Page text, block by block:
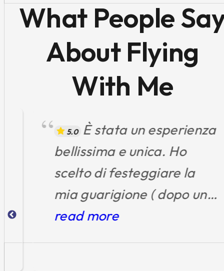
What People
About Flying
With Me
5.0 È stata un esperienza
bellissima e unica. Ho
scelto di festeggiare la
mia guarigione ( dopo un
lungo percorso di terapie
read more